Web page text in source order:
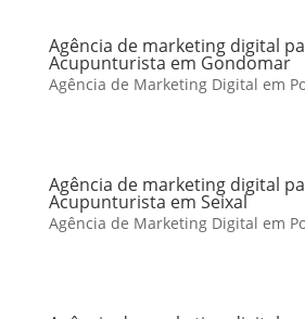
Agência de marketing digital
Acupunturista em Gondomar
Agência de Marketing Digital em
Agência de marketing digital
Acupunturista em Seixal
Agência de Marketing Digital em